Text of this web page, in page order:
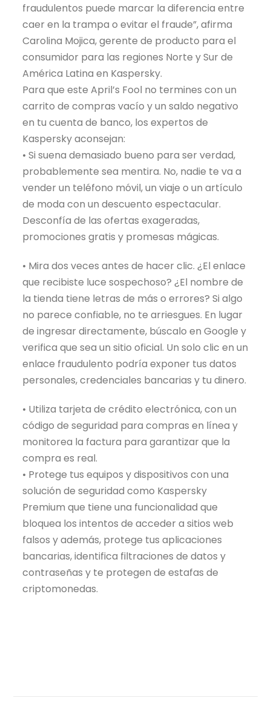
fraudulentos puede marcar la diferencia entre
caer en la trampa o evitar el fraude”, afirma
Carolina Mojica, gerente de producto para el
consumidor para las regiones Norte y Sur de
América Latina en Kaspersky.
Para que este April’s Fool no termines con un
carrito de compras vacío y un saldo negativo
en tu cuenta de banco, los expertos de
Kaspersky aconsejan:
• Si suena demasiado bueno para ser verdad,
probablemente sea mentira. No, nadie te va a
vender un teléfono móvil, un viaje o un artículo
de moda con un descuento espectacular.
Desconfía de las ofertas exageradas,
promociones gratis y promesas mágicas.
• Mira dos veces antes de hacer clic. ¿El enlace
que recibiste luce sospechoso? ¿El nombre de
la tienda tiene letras de más o errores? Si algo
no parece confiable, no te arriesgues. En lugar
de ingresar directamente, búscalo en Google y
verifica que sea un sitio oficial. Un solo clic en un
enlace fraudulento podría exponer tus datos
personales, credenciales bancarias y tu dinero.
• Utiliza tarjeta de crédito electrónica, con un
código de seguridad para compras en línea y
monitorea la factura para garantizar que la
compra es real.
• Protege tus equipos y dispositivos con una
solución de seguridad como Kaspersky
Premium que tiene una funcionalidad que
bloquea los intentos de acceder a sitios web
falsos y además, protege tus aplicaciones
bancarias, identifica filtraciones de datos y
contraseñas y te protegen de estafas de
criptomonedas.